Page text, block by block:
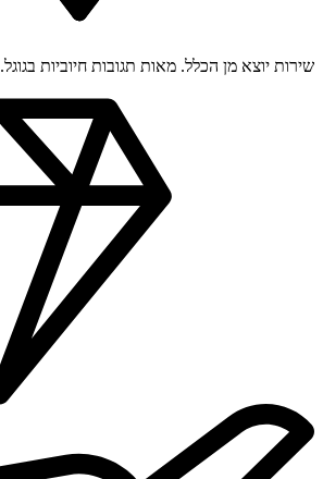
שירות יוצא מן הכלל. מאות תגובות חיוביות בגוגל.